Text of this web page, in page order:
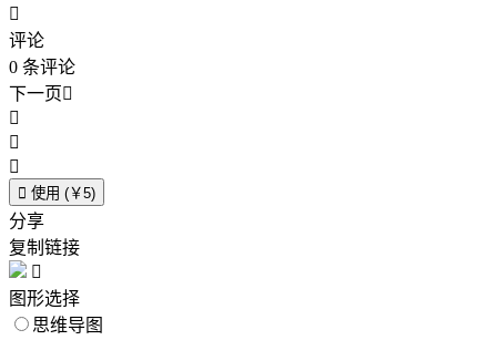

评论
0 条评论
下一页



 使用 (￥5)
分享
复制链接

图形选择
思维导图